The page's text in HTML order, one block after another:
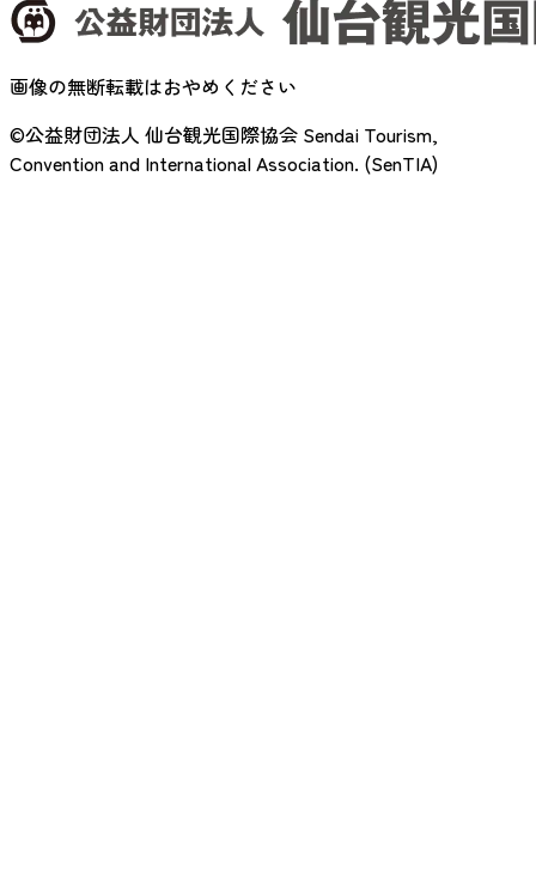
画像の無断転載はおやめください
©公益財団法人 仙台観光国際協会 Sendai Tourism,
Convention and International Association. (SenTIA)